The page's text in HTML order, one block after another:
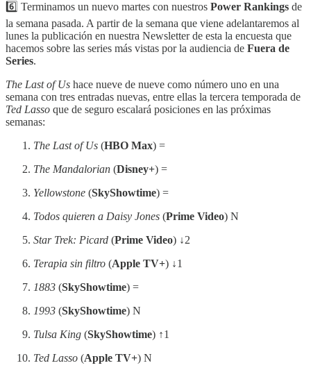
6️⃣ Terminamos un nuevo martes con nuestros Power Rankings de
la semana pasada. A partir de la semana que viene adelantaremos al
lunes la publicación en nuestra Newsletter de esta la encuesta que
hacemos sobre las series más vistas por la audiencia de Fuera de
Series.
The Last of Us hace nueve de nueve como número uno en una
semana con tres entradas nuevas, entre ellas la tercera temporada de
Ted Lasso que de seguro escalará posiciones en las próximas
semanas:
The Last of Us (HBO Max) =
The Mandalorian (Disney+) =
Yellowstone (SkyShowtime) =
Todos quieren a Daisy Jones (Prime Video) N
Star Trek: Picard (Prime Video) ↓2
Terapia sin filtro (Apple TV+) ↓1
1883 (SkyShowtime) =
1993 (SkyShowtime) N
Tulsa King (SkyShowtime) ↑1
Ted Lasso (Apple TV+) N